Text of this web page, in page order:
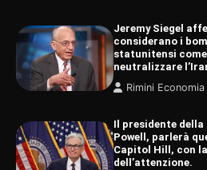
Jeremy Siegel
considerano i
statunitensi come
neutralizzare
Rimini Economia
Il presidente della
Powell, parlerà
Capitol Hill, con
dell’attenzione.